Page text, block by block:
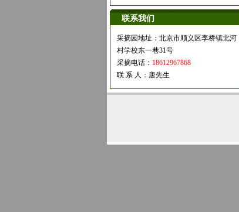
联系我们
采摘园地址：北京市顺义区李桥镇北河
村学校东一巷31号
采摘电话： 18612967868
联 系 人：唐先生